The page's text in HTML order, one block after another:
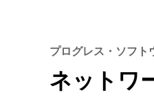
プログレス・ソフト
ネットワ